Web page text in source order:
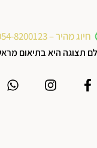
חיוג מהיר – 054-8200123
תצוגה היא בתיאום